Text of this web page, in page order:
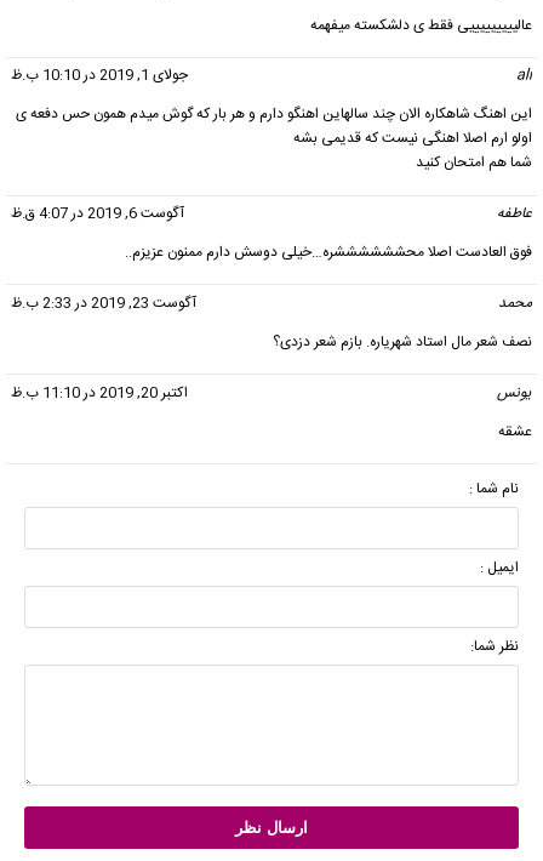
عالیییییییییی فقط ی دلشکسته میفهمه
ali
جولای 1, 2019 در 10:10 ب.ظ
این اهنگ شاهکاره الان چند سالهاین اهنگو دارم و هر بار که گوش میدم همون حس دفعه ی
اولو ارم اصلا اهنگی نیست که قدیمی بشه
شما هم امتحان کنید
عاطفه
آگوست 6, 2019 در 4:07 ق.ظ
فوق العادست اصلا محششششششره…خیلی دوسش دارم ممنون عزیزم..
محمد
آگوست 23, 2019 در 2:33 ب.ظ
نصف شعر مال استاد شهریاره. بازم شعر دزدی؟
یونس
اکتبر 20, 2019 در 11:10 ب.ظ
عشقه
نام شما :
ایمیل :
نظر شما: